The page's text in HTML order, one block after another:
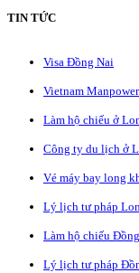
TIN TỨC
Visa Đồng Nai
Vietnam Manpower
Làm hộ chiếu ở
Công ty du lịch ở
Vé máy bay long
Lý lịch tư pháp
Làm hộ chiếu
Lý lịch tư pháp